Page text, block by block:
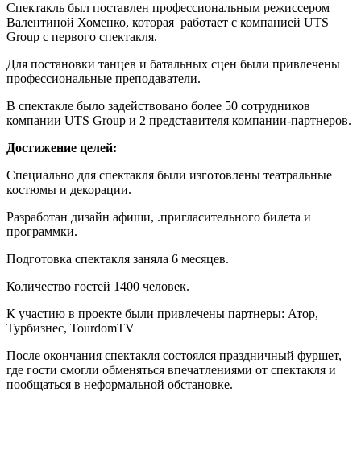
Спектакль был поставлен профессиональным режиссером
Валентиной Хоменко, которая работает с компанией UTS
Group с первого спектакля.
Для постановки танцев и батальных сцен были привлечены
профессиональные преподаватели.
В спектакле было задействовано более 50 сотрудников
компании UTS Group и 2 представителя компании-партнеров.
Достижение целей:
Специально для спектакля были изготовлены театральные
костюмы и декорации.
Разработан дизайн афиши, .пригласительного билета и
программки.
Подготовка спектакля заняла 6 месяцев.
Количество гостей 1400 человек.
К участию в проекте были привлечены партнеры: Атор,
Турбизнес, TourdomTV
После окончания спектакля состоялся праздничный фуршет,
где гости смогли обменяться впечатлениями от спектакля и
пообщаться в неформальной обстановке.